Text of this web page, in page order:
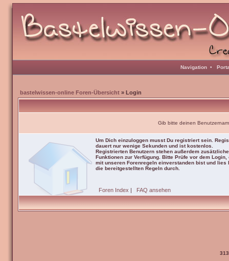
Navigation •
bastelwissen-online Foren-Übersicht » Login
Gib bitte deinen
Um Dich einzuloggen musst Du registriert sein.
dauert nur wenige Sekunden und ist kostenlos.
Registrierten Benutzern stehen außerdem zusätzliche
Funktionen zur Verfügung. Bitte Prüfe vor dem Login,
mit unseren Forenregeln einverstanden bist und lies
die bereitgestellten Regeln durch.
Foren Index | FAQ ansehen